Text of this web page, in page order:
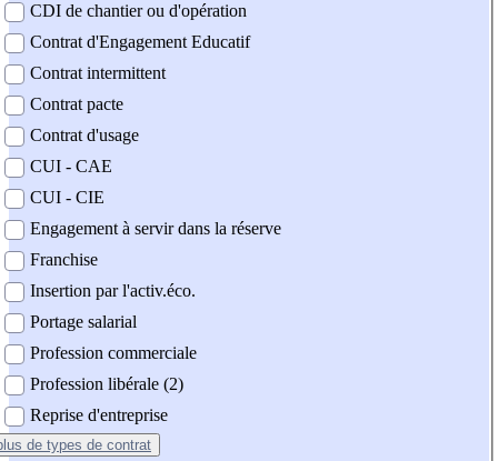
CDI de chantier ou d'opération
Contrat d'Engagement Educatif
Contrat intermittent
Contrat pacte
Contrat d'usage
CUI - CAE
CUI - CIE
Engagement à servir dans la réserve
Franchise
Insertion par l'activ.éco.
Portage salarial
Profession commerciale
Profession libérale (2)
Reprise d'entreprise
de types de contrat